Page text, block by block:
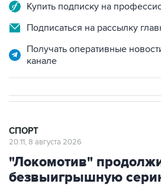
Купить подписку на
Подписаться на рассылку
Получать оперативные
канале
СПОРТ
20:11, 8 августа 2026
"Локомотив"
безвыигрышную